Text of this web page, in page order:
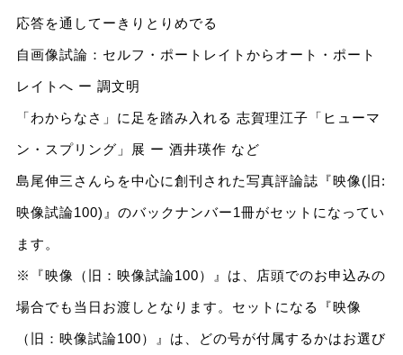
応答を通してーきりとりめでる
自画像試論：セルフ・ポートレイトからオート・ポート
レイトへ ー 調文明
「わからなさ」に足を踏み入れる 志賀理江子「ヒューマ
ン・スプリング」展 ー 酒井瑛作 など
島尾伸三さんらを中心に創刊された写真評論誌『映像(旧:
映像試論100)』のバックナンバー1冊がセットになってい
ます。
※『映像（旧：映像試論100）』は、店頭でのお申込みの
場合でも当日お渡しとなります。セットになる『映像
（旧：映像試論100）』は、どの号が付属するかはお選び